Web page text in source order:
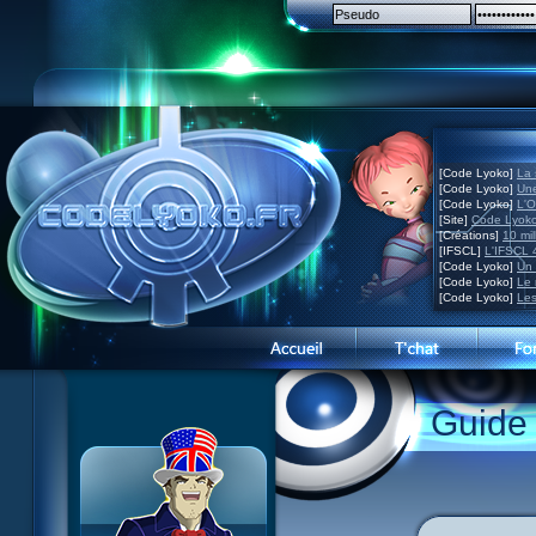
[Code Lyoko] La
[Code Lyoko]
[Code Lyoko]
[Site] Code
[Créations] 10
[IFSCL] L'IFSCL
[Code Lyoko] Un
[Code Lyoko] Le
[Code Lyoko]